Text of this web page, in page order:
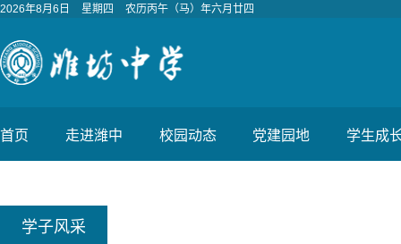
2026年8月6日 星期四 农历丙午（马）年六月廿四
首页 走进潍中 校园动态 党建园地 学生成
学子风采